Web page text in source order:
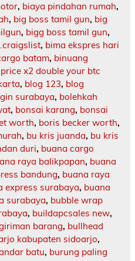
, biaya pindahan rumah,
, big boss tamil gun, big
, bigg boss tamil gun,
, bima ekspres hari
batam, binuang
x2 double your btc
, blog 123, blog
surabaya, bolehkah
, bonsai karang, bonsai
worth, boris becker worth,
, bu kris juanda, bu kris
duri, buana cargo
raya balikpapan, buana
bandung, buana raya
express surabaya, buana
surabaya, bubble wrap
, buildapcsales new,
barang, bullhead
kabupaten sidoarjo,
batu, burung paling